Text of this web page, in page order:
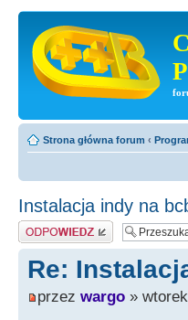
Strona główna forum ‹
Instalacja indy na
Odpowiedz
Re:
przez wargo »